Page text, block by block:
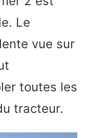
Le
vue sur
toutes les
tracteur.